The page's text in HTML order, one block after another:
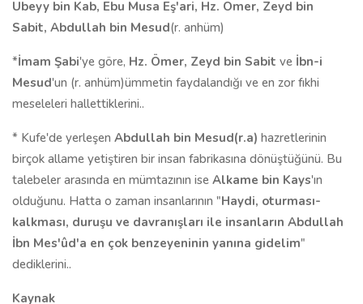
Ubeyy bin Kab, Ebu Musa Eş'ari, Hz. Ömer, Zeyd bin
Sabit, Abdullah bin Mesud(r. anhüm)
*İmam Şabi'ye göre, Hz. Ömer, Zeyd bin Sabit ve İbn-i
Mesud'un (r. anhüm)ümmetin faydalandığı ve en zor fıkhi
meseleleri hallettiklerini..
* Kufe'de yerleşen Abdullah bin Mesud(r.a) hazretlerinin
birçok allame yetiştiren bir insan fabrikasına dönüştüğünü. Bu
talebeler arasında en mümtazının ise Alkame bin Kays'ın
olduğunu. Hatta o zaman insanlarının "Haydi, oturması-
kalkması, duruşu ve davranışları ile insanların Abdullah
İbn Mes'ûd'a en çok benzeyeninin yanına gidelim"
dediklerini..
Kaynak